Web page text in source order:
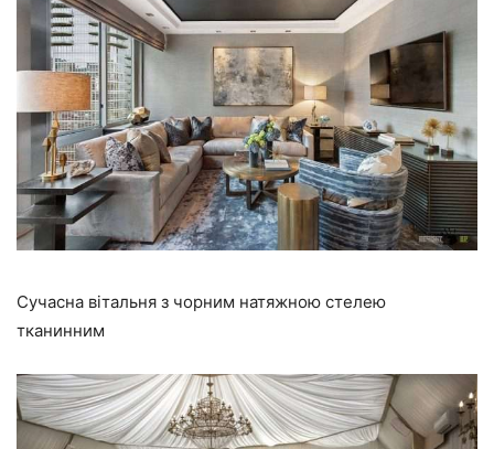
Сучасна вітальня з чорним натяжною стелею
тканинним